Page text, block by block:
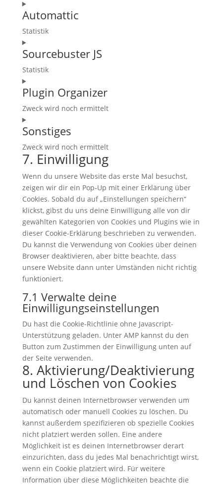
Consent
to
service
analytics
Automattic
Statistik
Consent
to
service
Sourcebuster JS
Statistik
Consent
to
service
js
Plugin Organizer
Zweck wird noch ermittelt
Consent
to
service
plugin-
organizer
Sonstiges
Zweck wird noch ermittelt
Consent
service
sonstiges
7. Einwilligung
Wenn du unsere Website das erste Mal besuchst,
zeigen wir dir ein Pop-Up mit einer Erklärung über
Cookies. Sobald du auf „Einstellungen speichern“
klickst, gibst du uns deine Einwilligung alle von dir
gewählten Kategorien von Cookies und Plugins wie in
dieser Cookie-Erklärung beschrieben zu verwenden.
Du kannst die Verwendung von Cookies über deinen
Browser deaktivieren, aber bitte beachte, dass
unsere Website dann unter Umständen nicht richtig
funktioniert.
7.1 Verwalte deine
Einwilligungseinstellungen
Du hast die Cookie-Richtlinie ohne Javascript-
Unterstützung geladen. Unter AMP kannst du den
Button zum Zustimmen der Einwilligung unten auf
der Seite verwenden.
8. Aktivierung/Deaktivierung
und Löschen von Cookies
Du kannst deinen Internetbrowser verwenden um
automatisch oder manuell Cookies zu löschen. Du
kannst außerdem spezifizieren ob spezielle Cookies
nicht platziert werden sollen. Eine andere
Möglichkeit ist es deinen Internetbrowser derart
einzurichten, dass du jedes Mal benachrichtigt wirst,
wenn ein Cookie platziert wird. Für weitere
Information über diese Möglichkeiten beachte die